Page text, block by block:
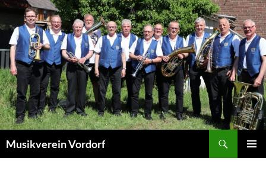
Zum
Inhalt
springen
Musikverein Vordorf